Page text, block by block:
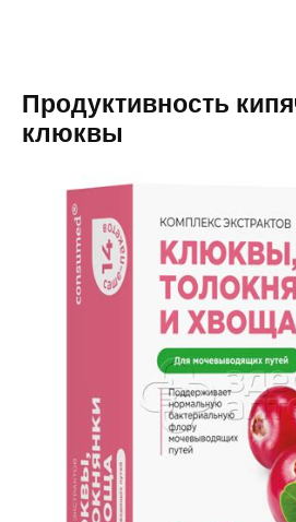
Продуктивность
клюквы